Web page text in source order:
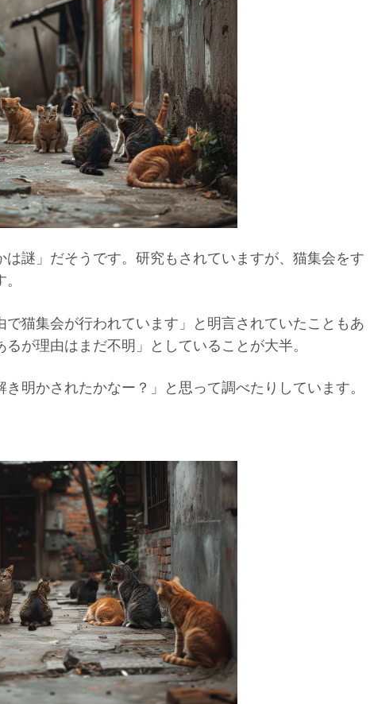
謎」だそうです。研究もされていますが、猫集会をす
猫集会が行われています」と明言されていたこともあ
が理由はまだ不明」としていることが大半。
明かされたかなー？」と思って調べたりしています。